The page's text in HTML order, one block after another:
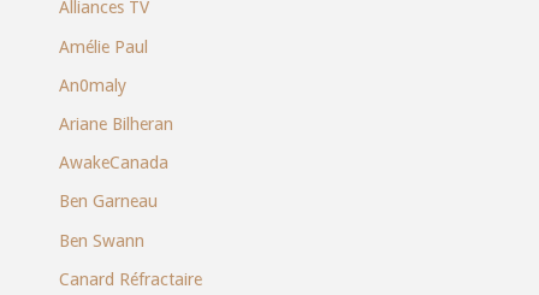
Alliances TV
Amélie Paul
An0maly
Ariane Bilheran
AwakeCanada
Ben Garneau
Ben Swann
Canard Réfractaire